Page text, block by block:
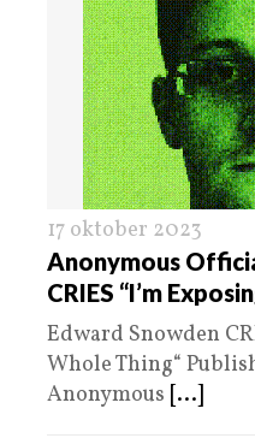
17 oktober 2023
Anonymous
CRIES “I’m
Edward Snowden
Whole Thing“
Anonymous [...]